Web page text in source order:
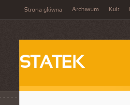
Strona główna Archiwum Kult
STATEK